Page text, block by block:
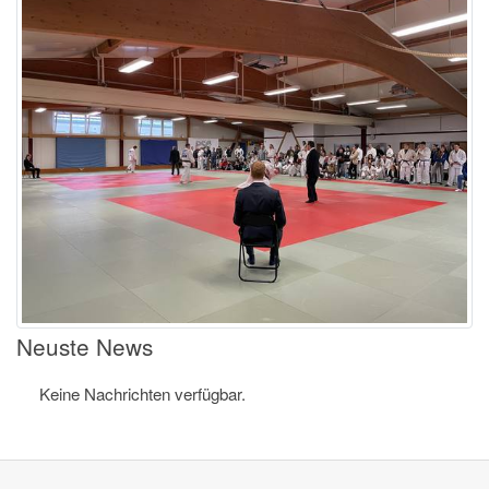
Neuste News
Keine Nachrichten verfügbar.